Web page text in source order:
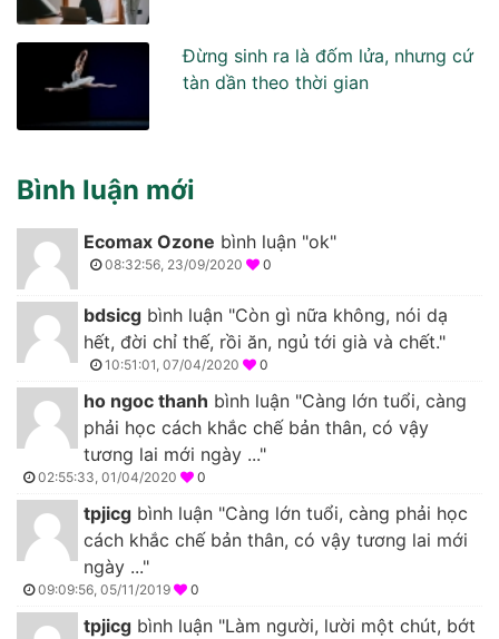
Đừng sinh ra là đốm lửa, nhưng cứ
tàn dần theo thời gian
Bình luận mới
Ecomax Ozone bình luận "ok"
08:32:56, 23/09/2020 0
bdsicg bình luận "Còn gì nữa không, nói dạ
hết, đời chỉ thế, rồi ăn, ngủ tới già và chết."
10:51:01, 07/04/2020 0
ho ngoc thanh bình luận "Càng lớn tuổi, càng
phải học cách khắc chế bản thân, có vậy
tương lai mới ngày ..."
02:55:33, 01/04/2020 0
tpjicg bình luận "Càng lớn tuổi, càng phải học
cách khắc chế bản thân, có vậy tương lai mới
ngày ..."
09:09:56, 05/11/2019 0
tpjicg bình luận "Làm người, lười một chút, bớt